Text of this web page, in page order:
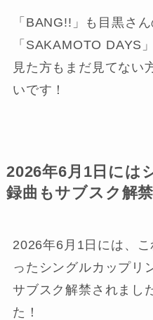
「BANG!!」も目黒さ
「SAKAMOTO DAYS
見た方もまだ見てない
いです！
2026年6月1日には
録曲もサブスク解禁
2026年6月1日には、
ったシングルカップリ
サブスク解禁されまし
た！